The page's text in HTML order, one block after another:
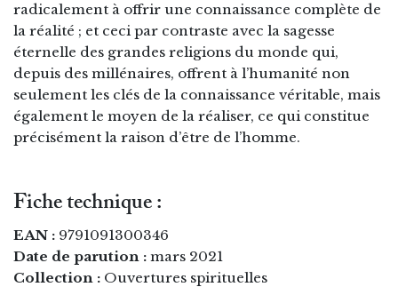
radicalement à offrir une connaissance complète de
la réalité ; et ceci par contraste avec la sagesse
éternelle des grandes religions du monde qui,
depuis des millénaires, offrent à l’humanité non
seulement les clés de la connaissance véritable, mais
également le moyen de la réaliser, ce qui constitue
précisément la raison d’être de l’homme.
Fiche technique :
EAN : 9791091300346
Date de parution : mars 2021
Collection : Ouvertures spirituelles